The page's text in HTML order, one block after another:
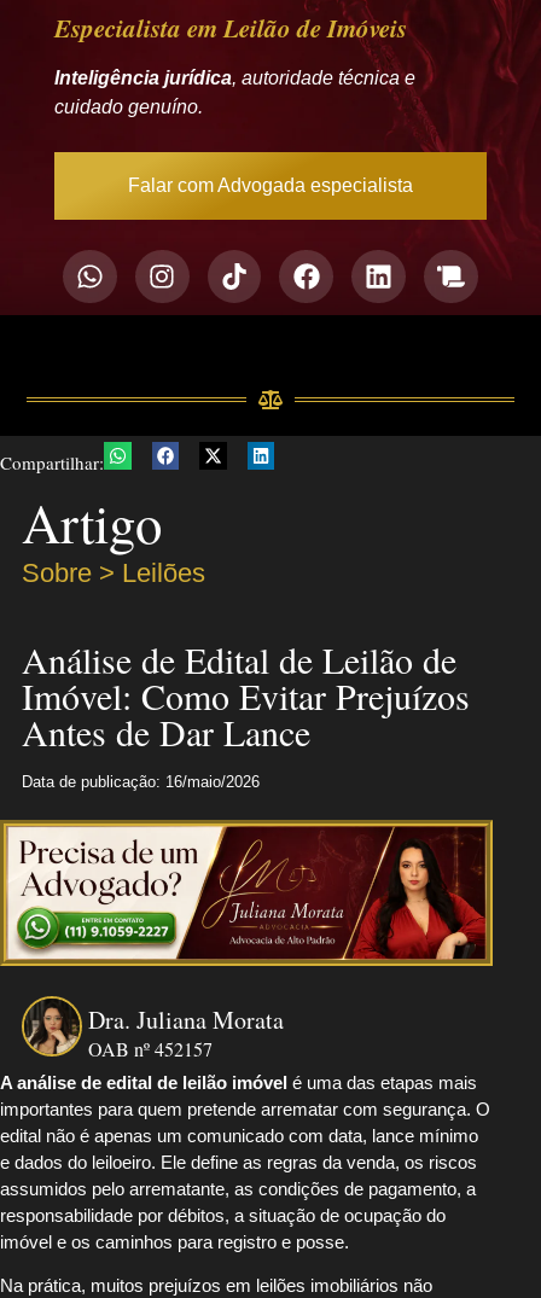
Especialista em Leilão de Imóveis
Inteligência jurídica, autoridade técnica e
cuidado genuíno.
Falar com Advogada especialista
Compartilhar:
Artigo
Sobre > Leilões
Análise de Edital de Leilão de
Imóvel: Como Evitar Prejuízos
Antes de Dar Lance
Data de publicação: 16/maio/2026
Dra. Juliana Morata
OAB nº 452157
A análise de edital de leilão imóvel é uma das etapas mais
importantes para quem pretende arrematar com segurança. O
edital não é apenas um comunicado com data, lance mínimo
e dados do leiloeiro. Ele define as regras da venda, os riscos
assumidos pelo arrematante, as condições de pagamento, a
responsabilidade por débitos, a situação de ocupação do
imóvel e os caminhos para registro e posse.
Na prática, muitos prejuízos em leilões imobiliários não